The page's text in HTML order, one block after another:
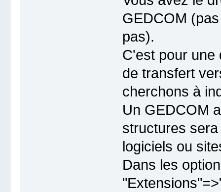
GEDCOM
pas).
C'est pour une
de transfert
cherchons à
Un GEDCOM
structures
logiciels ou
Dans les